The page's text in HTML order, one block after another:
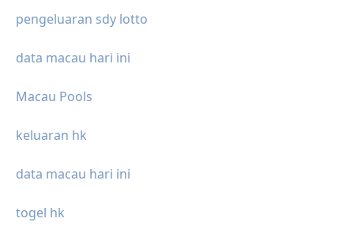
pengeluaran sdy lotto
data macau hari ini
Macau Pools
keluaran hk
data macau hari ini
togel hk